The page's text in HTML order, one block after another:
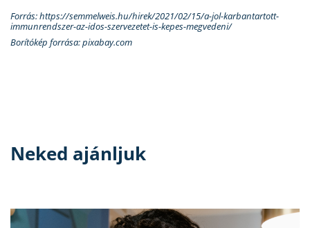
Forrás: https://semmelweis.hu/hirek/2021/02/15/a-jol-karbantartott-
immunrendszer-az-idos-szervezetet-is-kepes-megvedeni/
Borítókép forrása: pixabay.com
Neked ajánljuk